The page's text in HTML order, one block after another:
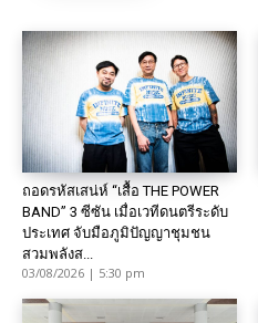
ถอดรหัสเสน่ห์ “เสื้อ THE POWER
BAND” 3 ซีซัน เมื่อเวทีดนตรีระดับ
ประเทศ จับมือภูมิปัญญาชุมชน
สวมพลังส...
03/08/2026 | 5:30 pm